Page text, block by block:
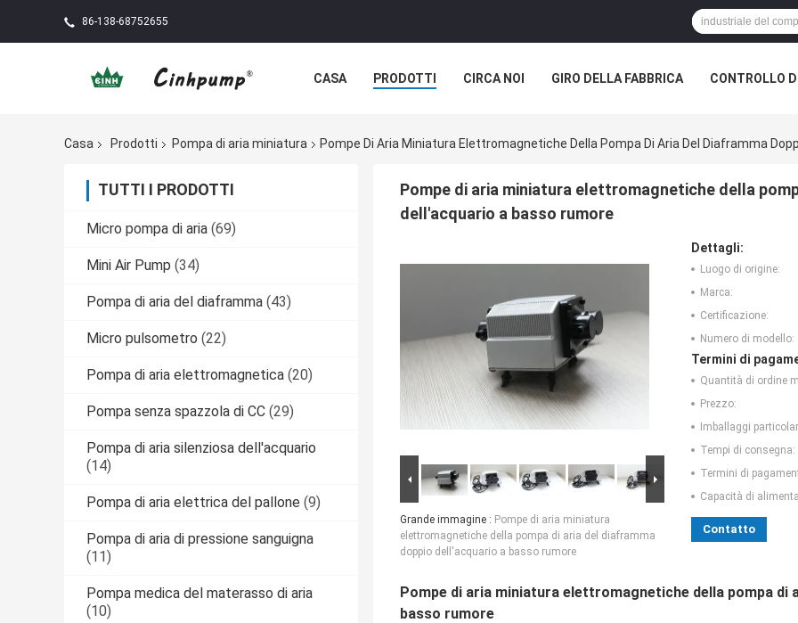
86-138-68752655
CASA PRODOTTI CIRCA NOI GIRO DELLA FABBRICA CONTROLLO
Casa Prodotti Pompa di aria miniatura Pompe Di Aria Miniatura Elettromagnetiche Della Pompa Di Aria Del Diaframma
TUTTI I PRODOTTI
Micro pompa di aria (69)
Mini Air Pump (34)
Pompa di aria del diaframma (43)
Micro pulsometro (22)
Pompa di aria elettromagnetica (20)
Pompa senza spazzola di CC (29)
Pompa di aria silenziosa dell'acquario
(14)
Pompa di aria elettrica del pallone (9)
Pompa di aria di pressione sanguigna
(11)
Pompa medica del materasso di aria
(10)
Pompe di aria miniatura elettromagnetiche della
dell'acquario a basso rumore
Grande immagine : Pompe di aria miniatura
elettromagnetiche della pompa di aria del diaframma
doppio dell'acquario a basso rumore
Dettagli:
Luogo di origine:
Marca:
Certificazione:
Numero di modello:
Termini di
Quantità di ordine
Prezzo:
Imballaggi
Tempi di consegna:
Termini di
Capacità di
Contatto
Pompe di aria miniatura elettromagnetiche della pompa di
basso rumore